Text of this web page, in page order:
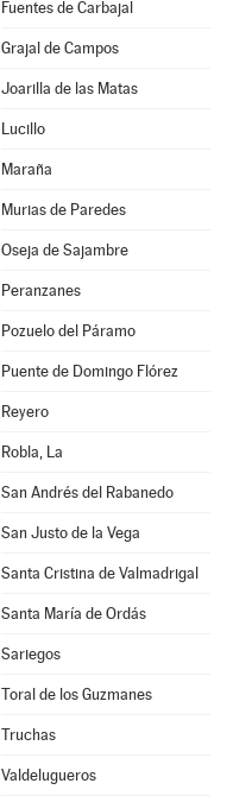
Fuentes de Carbajal
Grajal de Campos
Joarilla de las Matas
Lucillo
Maraña
Murias de Paredes
Oseja de Sajambre
Peranzanes
Pozuelo del Páramo
Puente de Domingo Flórez
Reyero
Robla, La
San Andrés del Rabanedo
San Justo de la Vega
Santa Cristina de Valmadrigal
Santa María de Ordás
Sariegos
Toral de los Guzmanes
Truchas
Valdelugueros